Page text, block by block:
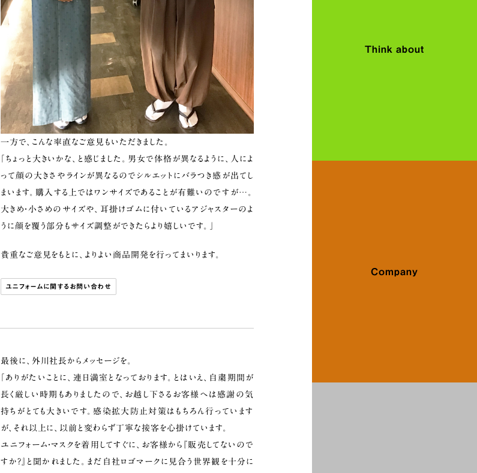
Think about
Company
一方で、こんな率直なご意見もいただきました。
「ちょっと大きいかな、と感じました。男女で体格が異なるように、人によ
って顔の大きさやラインが異なるのでシルエットにバラつき感が出てし
まいます。購入する上ではワンサイズであることが有難いのですが…。
大きめ・小さめのサイズや、耳掛けゴムに付いているアジャスターのよ
うに顔を覆う部分もサイズ調整ができたらより嬉しいです。」
貴重なご意見をもとに、よりよい商品開発を行ってまいります。
ユニフォームに関するお問い合わせ
最後に、外川社長からメッセージを。
「ありがたいことに、連日満室となっております。とはいえ、自粛期間が
長く厳しい時期もありましたので、お越し下さるお客様へは感謝の気
持ちがとても大きいです。感染拡大防止対策はもちろん行っています
が、それ以上に、以前と変わらず丁寧な接客を心掛けています。
ユニフォーム・マスクを着用してすぐに、お客様から『販売してないので
すか？』と聞かれました。まだ自社ロゴマークに見合う世界観を十分に